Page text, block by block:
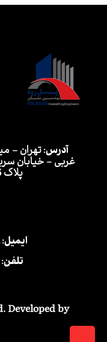
آدرس:تهران -
غربی - خیابان
پلاک 5- ساختمان پل رود
ایمیل:
تلفن:
Developed by